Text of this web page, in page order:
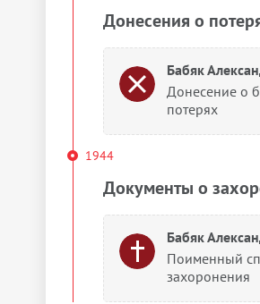
Донесения о
Бабяк
Донесение о
потерях
1944
Документы о
Бабяк
Поименный
захоронения